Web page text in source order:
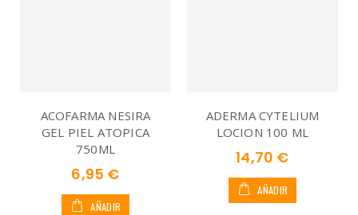
ACOFARMA NESIRA
GEL PIEL ATOPICA
750ML
6,95 €
AÑADIR
ADERMA CYTELIUM
LOCION 100 ML
14,70 €
AÑADIR